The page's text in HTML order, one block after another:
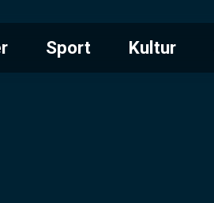
Sport Kultur